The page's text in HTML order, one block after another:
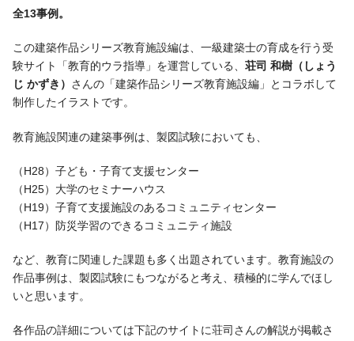
全13事例。
この建築作品シリーズ教育施設編は、一級建築士の育成を行う受
験サイト「教育的ウラ指導」を運営している、 荘司 和樹（しょう
じ かずき） さんの「建築作品シリーズ教育施設編」とコラボして
制作したイラストです。
教育施設関連の建築事例は、製図試験においても、
（H28）子ども・子育て支援センター
（H25）大学のセミナーハウス
（H19）子育て支援施設のあるコミュニティセンター
（H17）防災学習のできるコミュニティ施設
など、教育に関連した課題も多く出題されています。教育施設の
作品事例は、製図試験にもつながると考え、積極的に学んでほし
いと思います。
各作品の詳細については下記のサイトに荘司さんの解説が掲載さ